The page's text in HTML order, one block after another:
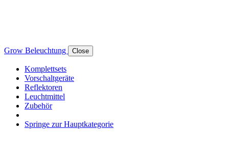
Grow Beleuchtung Close
Komplettsets
Vorschaltgeräte
Reflektoren
Leuchtmittel
Zubehör
Springe zur Hauptkategorie